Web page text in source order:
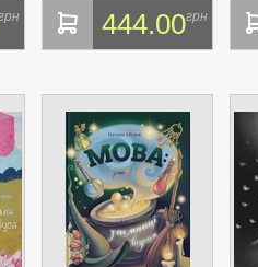
444.00грн